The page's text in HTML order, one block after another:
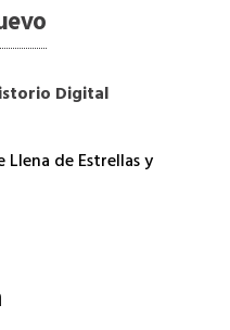
Digital
de Estrellas y